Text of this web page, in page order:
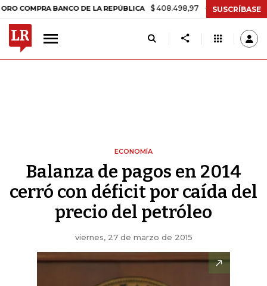
BANCO DE LA REPÚBLICA $ 408.498,97 +$ 8.753,81 +2,19%
SUSCRÍBASE
ECONOMÍA
Balanza de pagos en 2014
cerró con déficit por caída del
precio del petróleo
viernes, 27 de marzo de 2015